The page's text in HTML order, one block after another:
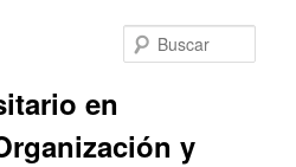
en
y